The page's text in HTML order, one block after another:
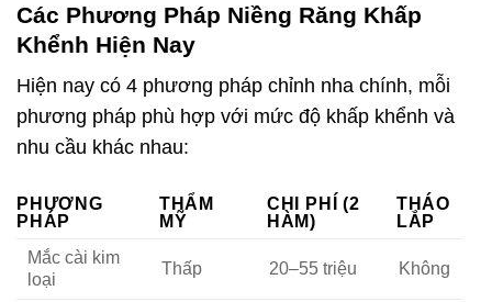
Các Phương Pháp Niềng Răng Khấp
Khểnh Hiện Nay
Hiện nay có 4 phương pháp chỉnh nha chính, mỗi
phương pháp phù hợp với mức độ khấp khểnh và
nhu cầu khác nhau:
PHƯƠNG
PHÁP
THẨM
MỸ
CHI PHÍ (2
HÀM)
THÁO
LẮP
Mắc cài kim
loại
Thấp 20–55 triệu Không